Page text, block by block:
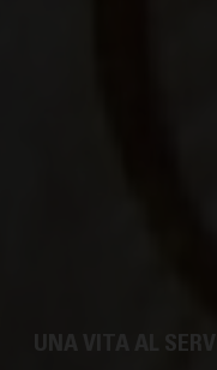
UNA VITA AL